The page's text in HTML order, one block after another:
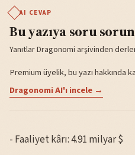
AI CEVAP
Bu yazıya soru sorun
Yanıtlar Dragonomi arşivinden
Premium üyelik, bu yazı hakkında
Dragonomi AI'ı incele →
- Faaliyet kârı: 4.91 milyar $